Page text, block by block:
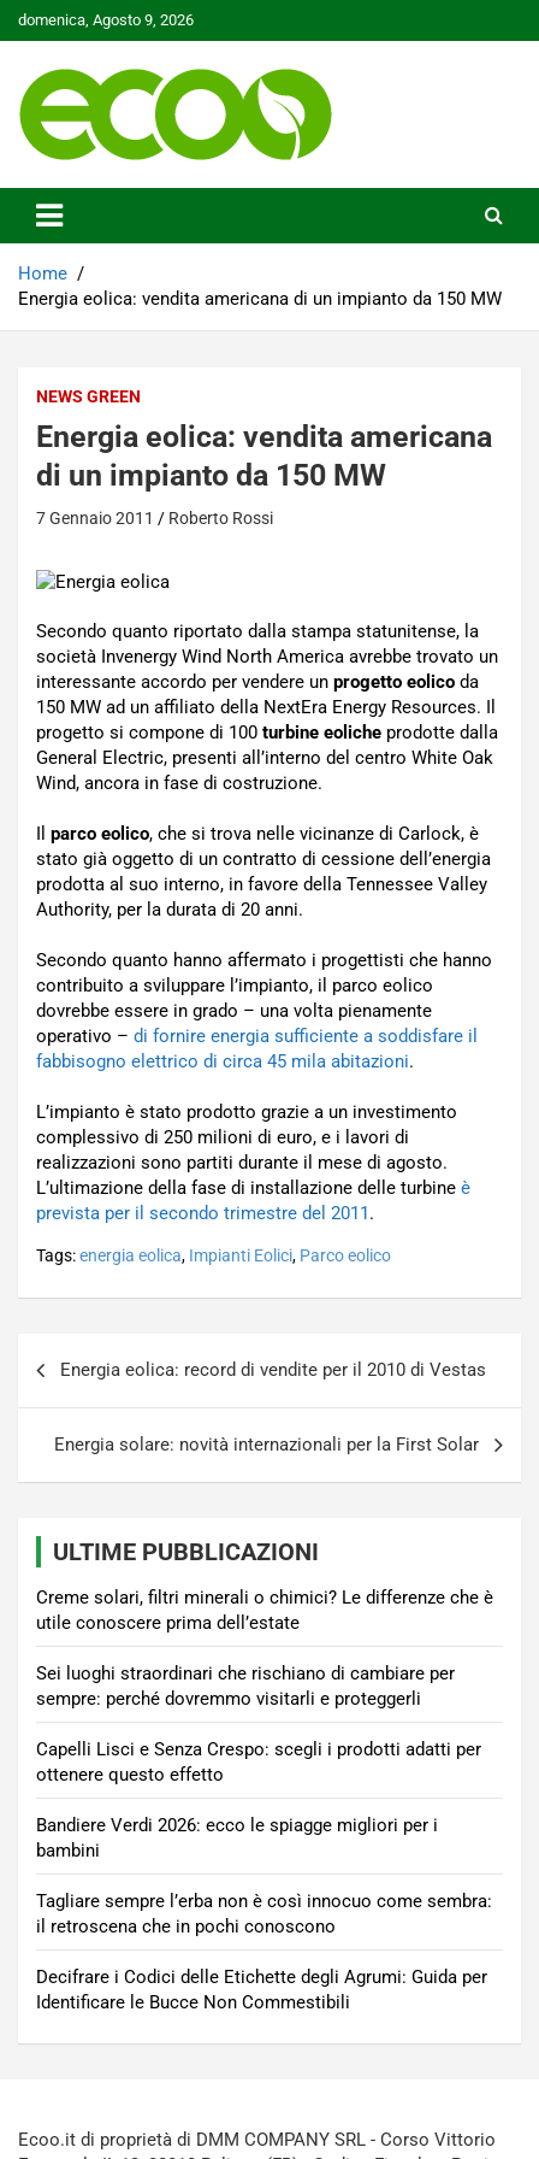
Skip
to
domenica, Agosto 9, 2026
Ecoo.it
Home
Energia eolica: vendita americana di un impianto da 150 MW
NEWS GREEN
Energia eolica: vendita americana
di un impianto da 150 MW
7 Gennaio 2011 Roberto Rossi
Secondo quanto riportato dalla stampa statunitense, la
società Invenergy Wind North America avrebbe trovato un
interessante accordo per vendere un progetto eolico da
150 MW ad un affiliato della NextEra Energy Resources. Il
progetto si compone di 100 turbine eoliche prodotte dalla
General Electric, presenti all’interno del centro White Oak
Wind, ancora in fase di costruzione.
Il parco eolico, che si trova nelle vicinanze di Carlock, è
stato già oggetto di un contratto di cessione dell’energia
prodotta al suo interno, in favore della Tennessee Valley
Authority, per la durata di 20 anni.
Secondo quanto hanno affermato i progettisti che hanno
contribuito a sviluppare l’impianto, il parco eolico
dovrebbe essere in grado – una volta pienamente
operativo – di fornire energia sufficiente a soddisfare il
fabbisogno elettrico di circa 45 mila abitazioni.
L’impianto è stato prodotto grazie a un investimento
complessivo di 250 milioni di euro, e i lavori di
realizzazioni sono partiti durante il mese di agosto.
L’ultimazione della fase di installazione delle turbine è
prevista per il secondo trimestre del 2011.
Tags:energia eolica, Impianti Eolici, Parco eolico
articoli
Energia eolica: record di vendite per il 2010 di Vestas
Energia solare: novità internazionali per la First Solar
ULTIME PUBBLICAZIONI
Creme solari, filtri minerali o chimici? Le differenze che è
utile conoscere prima dell’estate
Sei luoghi straordinari che rischiano di cambiare per
sempre: perché dovremmo visitarli e proteggerli
Capelli Lisci e Senza Crespo: scegli i prodotti adatti per
ottenere questo effetto
Bandiere Verdi 2026: ecco le spiagge migliori per i
bambini
Tagliare sempre l’erba non è così innocuo come sembra:
il retroscena che in pochi conoscono
Decifrare i Codici delle Etichette degli Agrumi: Guida per
Identificare le Bucce Non Commestibili
Ecoo.it di proprietà di DMM COMPANY SRL - Corso Vittorio